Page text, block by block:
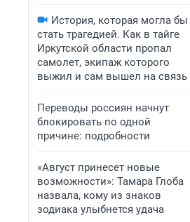
История, которая могла бы
стать трагедией. Как в тайге
Иркутской области пропал
самолет, экипаж которого
выжил и сам вышел на связь
Переводы россиян начнут
блокировать по одной
причине: подробности
«Август принесет новые
возможности»: Тамара Глоба
назвала, кому из знаков
зодиака улыбнется удача